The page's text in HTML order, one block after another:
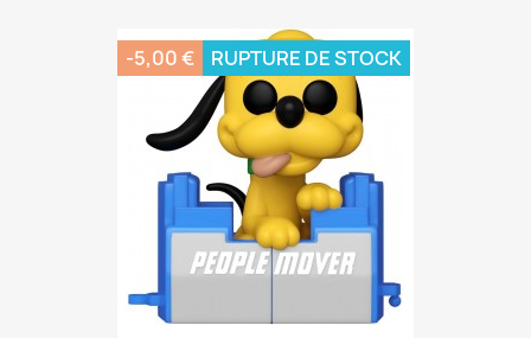
-5,00 € RUPTURE DE STOCK